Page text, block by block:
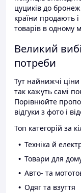
цуциків до
країни продають
товарів в одному
Великий
потреби
Тут найнижчі
так кажуть самі
Порівнюйте
відгуки з фото і
Топ категорій за
Техніка й
Товари для
Авто- та
Одяг та взуття